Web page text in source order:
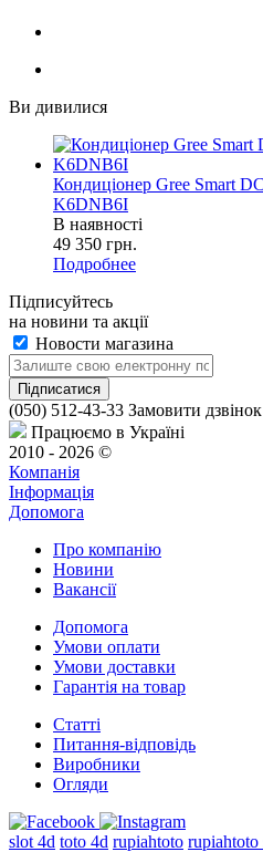
Ви дивилися
Кондиціонер Gree Smart
K6DNB6I
В наявності
49 350 грн.
Подробнее
Підписуйтесь
на новини та акції
Новости магазина
(050) 512-43-33 Замовити дзвінок
Працюємо в Україні
2010 - 2026 ©
Компанія
Інформація
Допомога
Про компанію
Новини
Вакансії
Допомога
Умови оплати
Умови доставки
Гарантія на товар
Статті
Питання-відповідь
Виробники
Огляди
slot 4d toto 4d rupiahtoto rupiahtoto